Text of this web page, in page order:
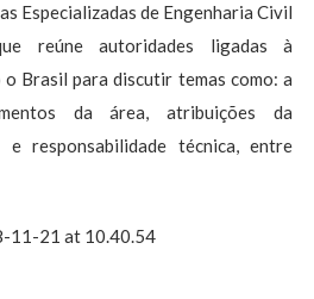
Especializadas de Engenharia Civil
reúne autoridades ligadas à
Brasil para discutir temas como: a
da área, atribuições da
e responsabilidade técnica, entre